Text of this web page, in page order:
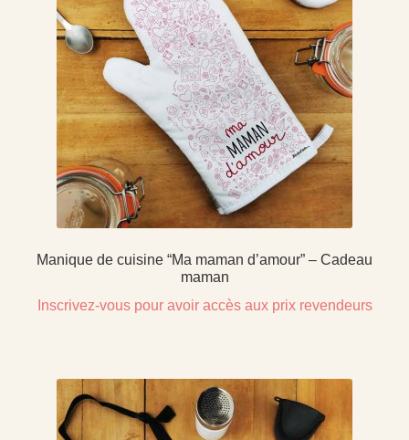
Manique de cuisine “Ma maman d’amour” – Cadeau
maman
Inscrivez-vous pour avoir accès aux prix revendeurs